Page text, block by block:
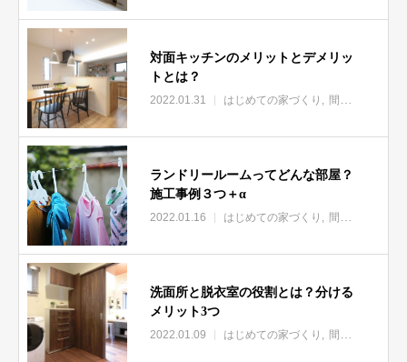
対面キッチンのメリットとデメリッ
トとは？
2022.01.31 はじめての家づくり 間取り
ランドリールームってどんな部屋？
施工事例３つ＋α
2022.01.16 はじめての家づくり 間取り
洗面所と脱衣室の役割とは？分ける
メリット3つ
2022.01.09 はじめての家づくり 間取り